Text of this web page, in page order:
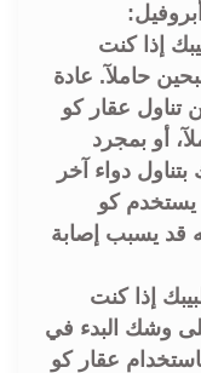
إذا كنت
حاملآ. عادة
عقار كو
أو بمجرد
دواء آخر
يستخدم كو
قد يسبب إصابة
إذا كنت
وشك البدء في
عقار كو